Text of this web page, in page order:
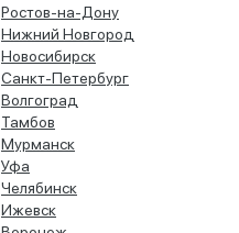
Ростов-на-Дону
Нижний Новгород
Новосибирск
Санкт-Петербург
Волгоград
Тамбов
Мурманск
Уфа
Челябинск
Ижевск